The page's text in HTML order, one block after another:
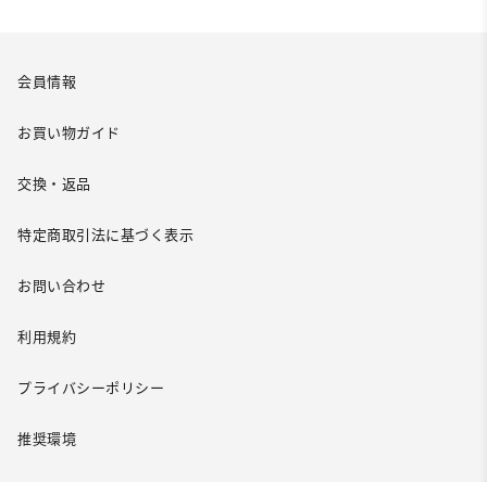
会員情報
お買い物ガイド
交換・返品
特定商取引法に基づく表示
お問い合わせ
利用規約
プライバシーポリシー
推奨環境